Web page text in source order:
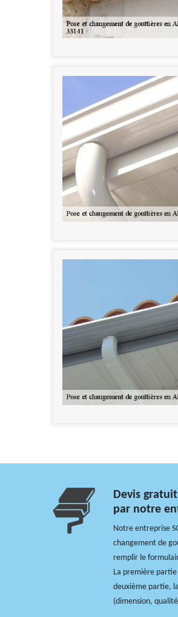
Devis
par notre
Notre entreprise
changement de
remplir le
La première partie
deuxième partie,
(dimension,